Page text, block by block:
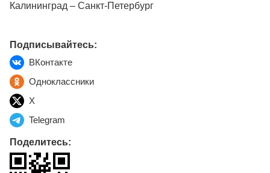
Калининград – Санкт-Петербург
Подписывайтесь:
ВКонтакте
Одноклассники
X
Telegram
Поделитесь: